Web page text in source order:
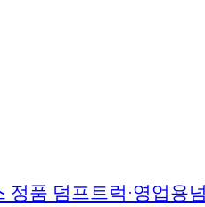
정품 덤프트럭·영업용